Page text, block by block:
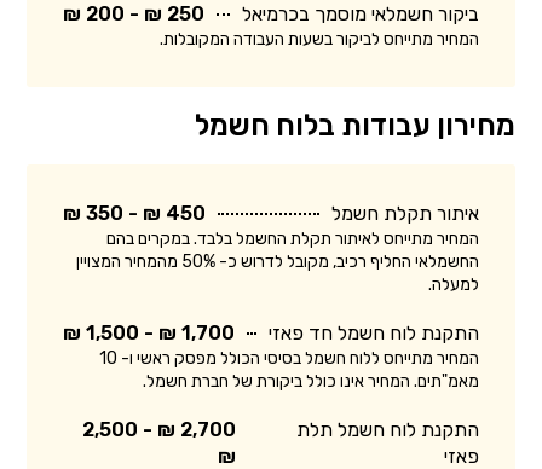
ביקור חשמלאי מוסמך בכרמיאל 250 ₪ - 200 ₪
המחיר מתייחס לביקור בשעות העבודה המקובלות.
מחירון עבודות בלוח חשמל
איתור תקלת חשמל 450 ₪ - 350 ₪
המחיר מתייחס לאיתור תקלת החשמל בלבד. במקרים בהם
החשמלאי החליף רכיב, מקובל לדרוש כ- 50% מהמחיר המצויין
למעלה.
התקנת לוח חשמל חד פאזי 1,700 ₪ - 1,500 ₪
המחיר מתייחס ללוח חשמל בסיסי הכולל מפסק ראשי ו- 10
מאמ"תים. המחיר אינו כולל ביקורת של חברת חשמל.
התקנת לוח חשמל תלת
פאזי
2,700 ₪ - 2,500
₪